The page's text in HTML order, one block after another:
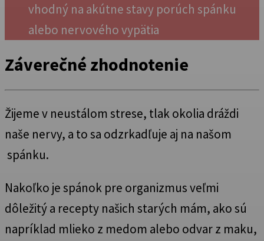
vhodný na akútne stavy porúch spánku
alebo nervového vypätia
Záverečné zhodnotenie
Žijeme v neustálom strese, tlak okolia dráždi
naše nervy, a to sa odzrkadľuje aj na našom
spánku.
Nakoľko je spánok pre organizmus veľmi
dôležitý a recepty našich starých mám, ako sú
napríklad mlieko z medom alebo odvar z maku,